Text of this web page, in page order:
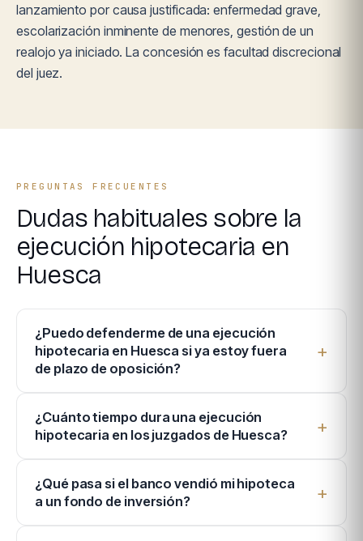
lanzamiento por causa justificada: enfermedad grave,
escolarización inminente de menores, gestión de un
realojo ya iniciado. La concesión es facultad discrecional
del juez.
PREGUNTAS FRECUENTES
Dudas habituales sobre la
ejecución hipotecaria en
Huesca
¿Puedo defenderme de una ejecución
hipotecaria en Huesca si ya estoy fuera
de plazo de oposición?
¿Cuánto tiempo dura una ejecución
hipotecaria en los juzgados de Huesca?
¿Qué pasa si el banco vendió mi hipoteca
a un fondo de inversión?